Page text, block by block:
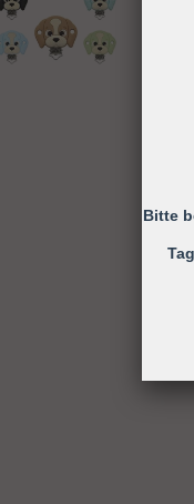
Bitte